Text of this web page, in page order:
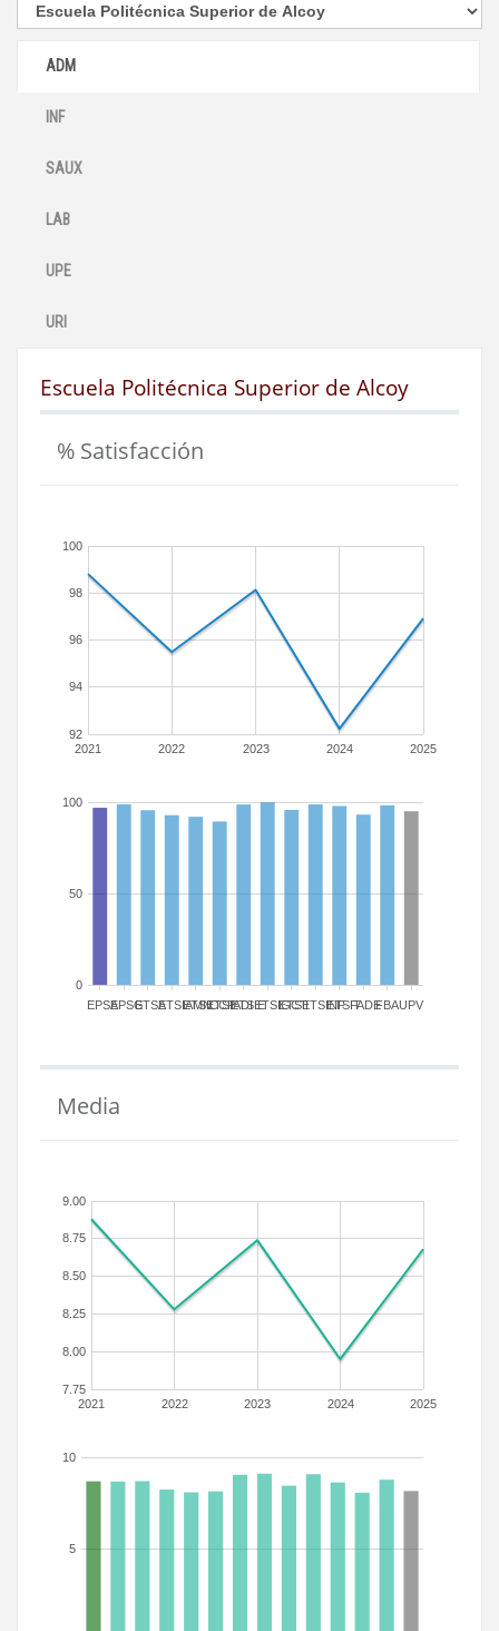
ADM
INF
SAUX
LAB
UPE
URI
Escuela Politécnica Superior de Alcoy
% Satisfacción
2021 2022 2023 2024 2025
92
94
96
98
100
EPSAEPSGETSAETSIAMN
ETSICCP
ETSIADI
ETSIEETSIGCT
ETSIIETSINFETSITFADEFBAUPV
0
50
100
Media
2021 2022 2023 2024 2025
7.75
8.00
8.25
8.50
8.75
9.00
5
10